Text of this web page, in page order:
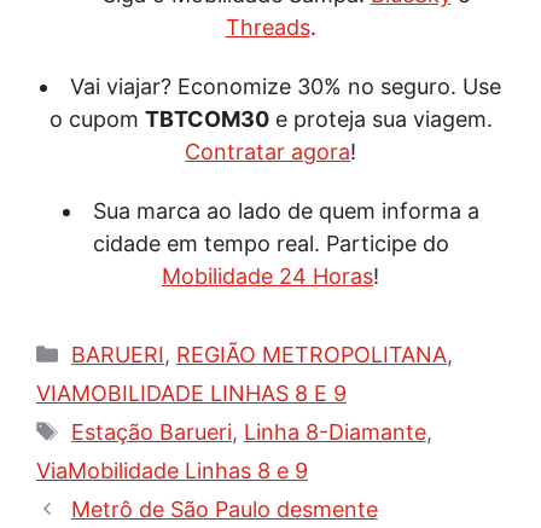
Threads.
Vai viajar? Economize 30% no seguro. Use
o cupom TBTCOM30e proteja sua viagem.
Contratar agora!
Sua marca ao lado de quem informa a
cidade em tempo real. Participe do
Mobilidade 24 Horas!
Categorias
BARUERI, REGIÃO METROPOLITANA,
VIAMOBILIDADE LINHAS 8 E 9
Tags
Estação Barueri, Linha 8-Diamante,
ViaMobilidade Linhas 8 e 9
Metrô de São Paulo desmente